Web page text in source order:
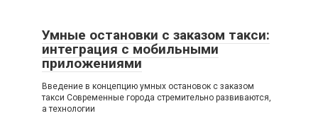
Умные остановки с заказом такси:
интеграция с мобильными
приложениями
Введение в концепцию умных остановок с заказом
такси Современные города стремительно развиваются,
а технологии